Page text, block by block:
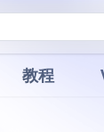
教程